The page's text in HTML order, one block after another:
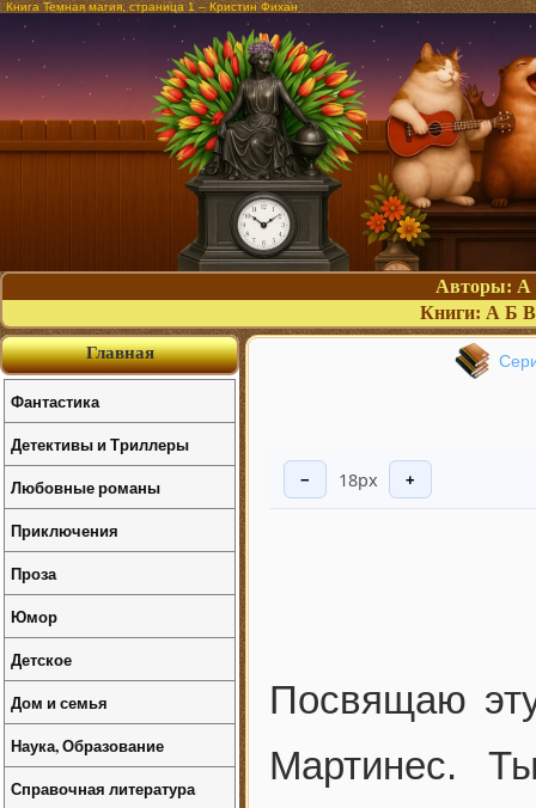
Книга Темная магия, страница 1 – Кристин Фихан
Авторы: А
Книги: А Б В
− 18px +
Посвящаю
Мартинес.
Главная
Фантастика
Детективы и Триллеры
Любовные романы
Приключения
Проза
Юмор
Детское
Дом и семья
Наука, Образование
Справочная литература